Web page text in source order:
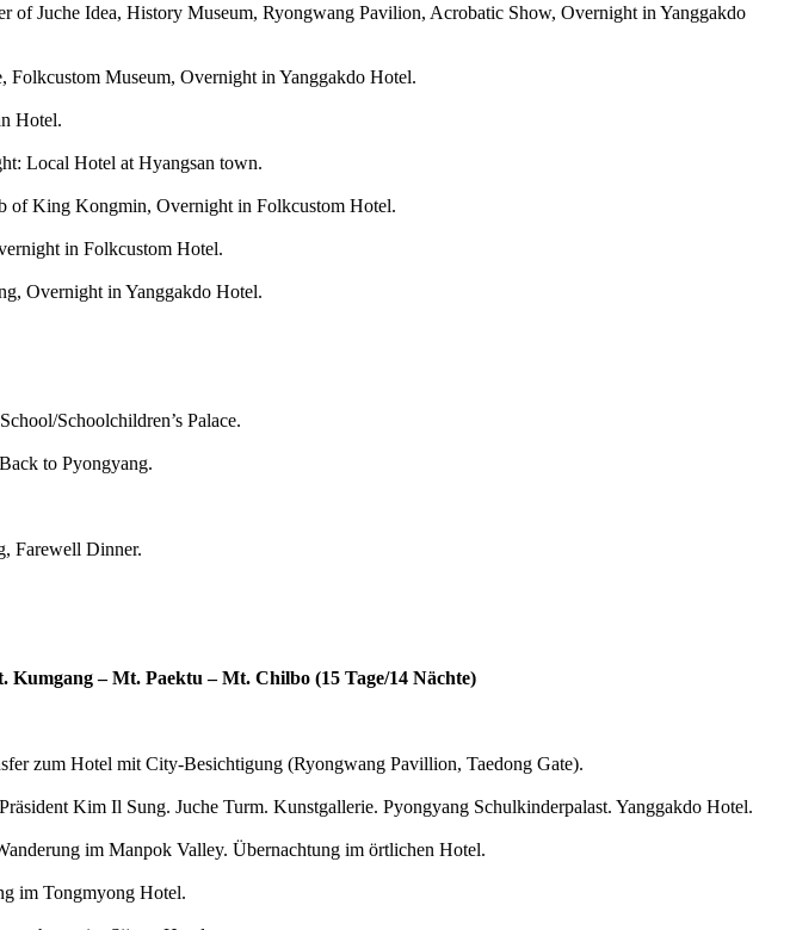
Juche Idea, History Museum, Ryongwang Pavilion, Acrobatic Show, Overnight in Yanggakdo
Museum, Overnight in Yanggakdo Hotel.
Hotel.
Local Hotel at Hyangsan town.
of King Kongmin, Overnight in Folkcustom Hotel.
in Folkcustom Hotel.
Overnight in Yanggakdo Hotel.
Schoolchildren’s Palace.
to Pyongyang.
Farewell Dinner.
– Mt. Paektu – Mt. Chilbo (15 Tage/14 Nächte)
zum Hotel mit City-Besichtigung (Ryongwang Pavillion, Taedong Gate).
Kim Il Sung. Juche Turm. Kunstgallerie. Pyongyang Schulkinderpalast. Yanggakdo Hotel.
im Manpok Valley. Übernachtung im örtlichen Hotel.
im Tongmyong Hotel.